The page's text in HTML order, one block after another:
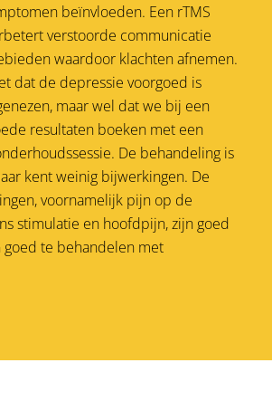
beïnvloeden. Een rTMS
verstoorde communicatie
waardoor klachten afnemen.
dat de depressie voorgoed is
maar wel dat we bij een
resultaten boeken met een
De behandeling is
kent weinig bijwerkingen. De
voornamelijk pijn op de
stimulatie en hoofdpijn, zijn goed
goed te behandelen met